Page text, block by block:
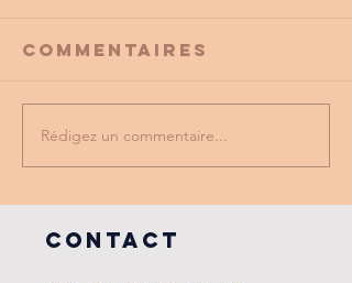
PROMO
PARTENAIRE
Commentaires
Rédigez un commentaire...
COntact